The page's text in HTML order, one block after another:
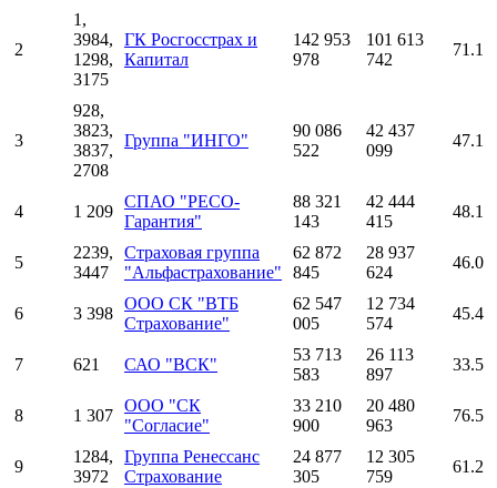
2
1,
3984,
1298,
3175
ГК Росгосстрах и
Капитал
142 953
978
101 613
742
71.1
3
928,
3823,
3837,
2708
Группа "ИНГО"
90 086
522
42 437
099
47.1
4 1 209
СПАО "РЕСО-
Гарантия"
88 321
143
42 444
415
48.1
5
2239,
3447
Страховая группа
"Альфастрахование"
62 872
845
28 937
624
46.0
6 3 398
ООО СК "ВТБ
Страхование"
62 547
005
12 734
574
45.4
7 621 САО "ВСК"
53 713
583
26 113
897
33.5
8 1 307
ООО "СК
"Согласие"
33 210
900
20 480
963
76.5
9
1284,
3972
Группа Ренессанс
Страхование
24 877
305
12 305
759
61.2